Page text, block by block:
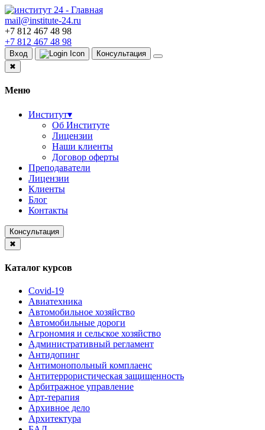
mail@institute-24.ru
+7 812 467 48 98
+7 812 467 48 98
Вход
Консультация
✖
Меню
Институт▾
Об Институте
Лицензии
Наши клиенты
Договор оферты
Преподаватели
Лицензии
Клиенты
Блог
Контакты
Консультация
✖
Каталог курсов
Covid-19
Авиатехника
Автомобильное хозяйство
Автомобильные дороги
Агрономия и сельское хозяйство
Административный регламент
Антидопинг
Антимонопольный комплаенс
Антитеррористическая защищенность
Арбитражное управление
Арт-терапия
Архивное дело
Архитектура